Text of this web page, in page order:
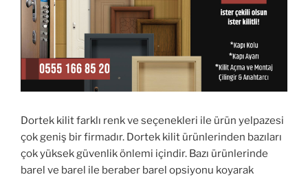
Dortek kilit farklı renk ve seçenekleri ile ürün yelpazesi
çok geniş bir firmadır. Dortek kilit ürünlerinden bazıları
çok yüksek güvenlik önlemi içindir. Bazı ürünlerinde
barel ve barel ile beraber barel opsiyonu koyarak